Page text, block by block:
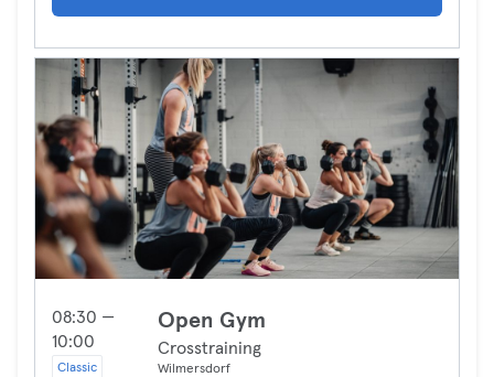
08:30 —
10:00
Classic
Open Gym
Crosstraining
Wilmersdorf